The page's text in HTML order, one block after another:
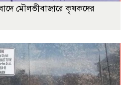
মৌলভীবাজারে কৃষকদের